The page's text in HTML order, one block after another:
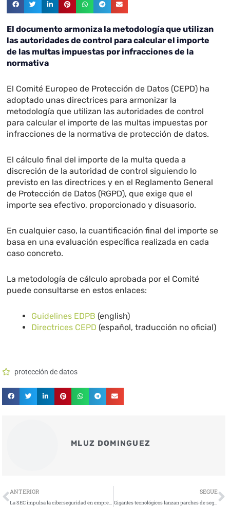
El documento armoniza la metodología que utilizan
las autoridades de control para calcular el importe
de las multas impuestas por infracciones de la
normativa
El Comité Europeo de Protección de Datos (CEPD) ha
adoptado unas directrices para armonizar la
metodología que utilizan las autoridades de control
para calcular el importe de las multas impuestas por
infracciones de la normativa de protección de datos.
El cálculo final del importe de la multa queda a
discreción de la autoridad de control siguiendo lo
previsto en las directrices y en el Reglamento General
de Protección de Datos (RGPD), que exige que el
importe sea efectivo, proporcionado y disuasorio.
En cualquier caso, la cuantificación final del importe se
basa en una evaluación específica realizada en cada
caso concreto.
La metodología de cálculo aprobada por el Comité
puede consultarse en estos enlaces:
Guidelines EDPB (english)
Directrices CEPD (español, traducción no oficial)
protección de datos
MLUZ DOMINGUEZ
Ant
ANTERIOR
La SEC impulsa la ciberseguridad en empresas cotizadas, incluyendo criptomonedas
SEGUE
Gigantes tecnológicos lanzan parches de seguridad para protegerse de ataques cibernéticos